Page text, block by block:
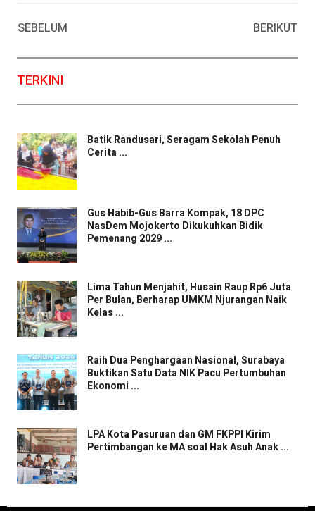
SEBELUM
BERIKUT
TERKINI
Batik Randusari, Seragam Sekolah Penuh
Cerita ...
Gus Habib-Gus Barra Kompak, 18 DPC
NasDem Mojokerto Dikukuhkan Bidik
Pemenang 2029 ...
Lima Tahun Menjahit, Husain Raup Rp6 Juta
Per Bulan, Berharap UMKM Njurangan Naik
Kelas ...
Raih Dua Penghargaan Nasional, Surabaya
Buktikan Satu Data NIK Pacu Pertumbuhan
Ekonomi ...
LPA Kota Pasuruan dan GM FKPPI Kirim
Pertimbangan ke MA soal Hak Asuh Anak ...